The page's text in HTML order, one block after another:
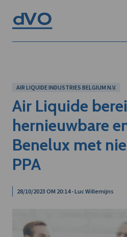
AIR LIQUIDE INDUSTRIES BELGIUM N.V.
Air Liquide
hernieuwbare
Benelux met
PPA
28/10/2023 OM 20:14 - Luc Willemijns